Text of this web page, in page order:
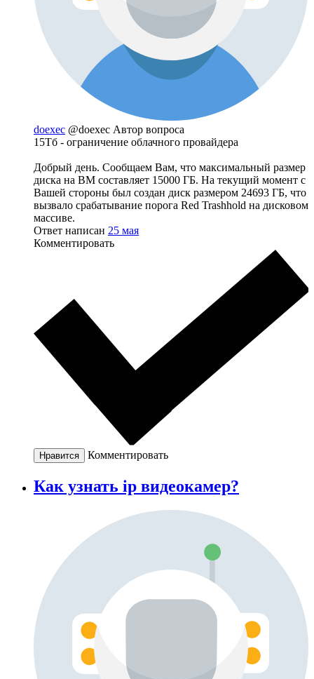
doexec @doexec Автор вопроса
15Тб - ограничение облачного провайдера
Добрый день. Сообщаем Вам, что максимальный размер
диска на ВМ составляет 15000 ГБ. На текущий момент с
Вашей стороны был создан диск размером 24693 ГБ, что
вызвало срабатывание порога Red Trashhold на дисковом
массиве.
Ответ написан 25 мая
Комментировать
Нравится Комментировать
Как узнать ip видеокамер?